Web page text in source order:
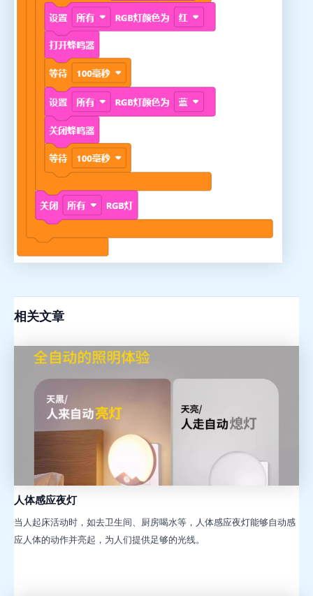
相关文章
人体感应夜灯
当人起床活动时，如去卫生间、厨房喝水等，人体感应夜灯能够自动感
应人体的动作并亮起，为人们提供足够的光线。